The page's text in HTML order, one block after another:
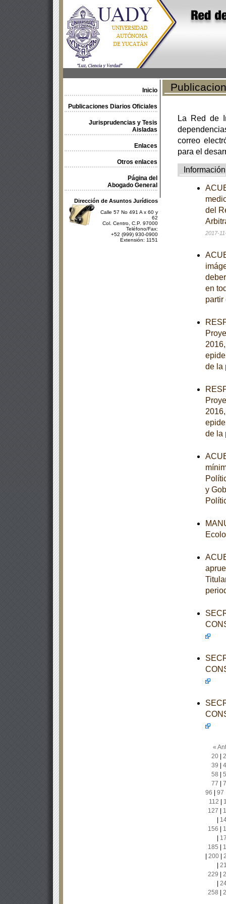
Inicio
Publicaciones Diarios Oficiales
Jurisprudencias y Tesis
Aisladas
Enlaces
Otros enlaces
Página del
Abogado General
Dirección de Asuntos Jurídicos
Calle 57 No 491 A x 60 y
62
Col. Centro, C.P. 97000
Teléfono/Fax:
+52 (999) 930-0900
Extensión: 1151
La Red de
correo
para el
Información
del
2017-
en
de la
de la
y
«
20|
39
58
77
96
97
112
127
156
185
200|
229
258